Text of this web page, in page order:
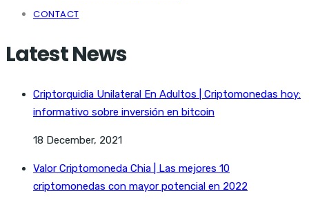
CONTACT
Latest News
Criptorquidia Unilateral En Adultos | Criptomonedas hoy:
informativo sobre inversión en bitcoin
18 December, 2021
Valor Criptomoneda Chia | Las mejores 10
criptomonedas con mayor potencial en 2022